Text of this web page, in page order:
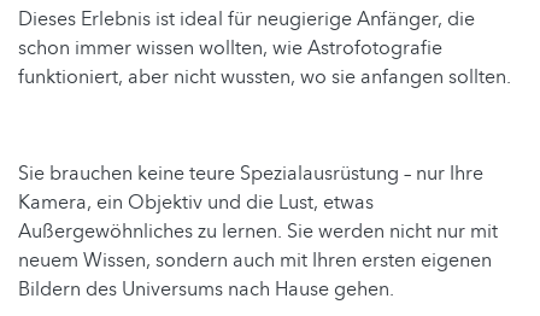
Dieses Erlebnis ist ideal für neugierige Anfänger, die
schon immer wissen wollten, wie Astrofotografie
funktioniert, aber nicht wussten, wo sie anfangen sollten.
Sie brauchen keine teure Spezialausrüstung – nur Ihre
Kamera, ein Objektiv und die Lust, etwas
Außergewöhnliches zu lernen. Sie werden nicht nur mit
neuem Wissen, sondern auch mit Ihren ersten eigenen
Bildern des Universums nach Hause gehen.